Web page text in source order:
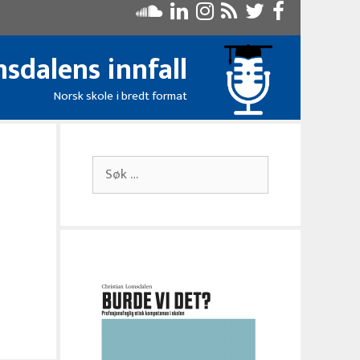
innfall
Norsk skole i bredt format
Søk
etter: